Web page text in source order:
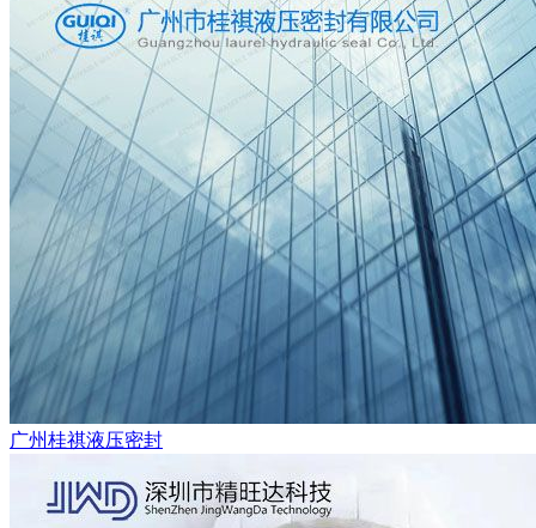
广州桂祺液压密封